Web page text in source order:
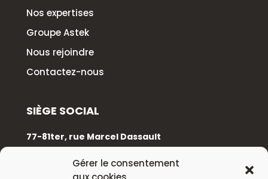
Gérer le consentement
Nos expertises
Groupe Astek
Nous rejoindre
Contactez-nous
SIÈGE SOCIAL
77-81ter, rue Marcel Dassault
92100 Boulogne-Billancourt